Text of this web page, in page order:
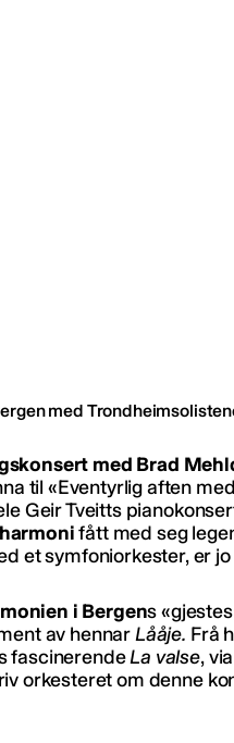
med
med Brad
til «Eventyrlig aften
Geir Tveitts
fått med seg
et symfoniorkester, er
i Bergens
av hennarLååje. Frå
fascinerendeLa valse,
orkesteret om denne